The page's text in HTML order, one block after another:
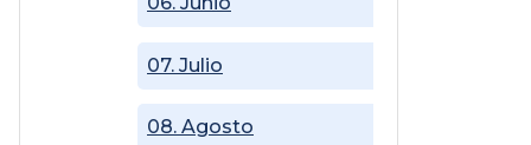
07. Julio
08. Agosto